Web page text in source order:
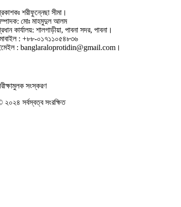
শরীফুন্নেছা সীমা।
মোঃ মাহমুদুল আলম
কার্যালয়: শালগাড়ীয়া, পাবনা সদর, পাবনা।
: +৮৮-০১৭১১০৫৪৮৩৬
: banglaraloprotidin@gmail.com।
সংস্করণ
২০২৪ সর্বস্বত্ব সংরক্ষিত